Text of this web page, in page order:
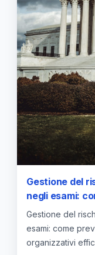
Gestione del
negli esami:
definire
Gestione del
esami: come
organizzativi